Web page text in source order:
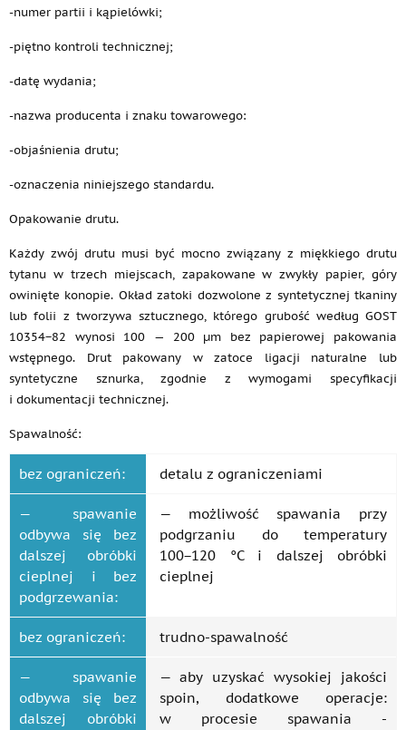
-numer partii i kąpielówki;
-piętno kontroli technicznej;
-datę wydania;
-nazwa producenta i znaku towarowego:
-objaśnienia drutu;
-oznaczenia niniejszego standardu.
Opakowanie drutu.
Każdy zwój drutu musi być mocno związany z miękkiego drutu
tytanu w trzech miejscach, zapakowane w zwykły papier, góry
owinięte konopie. Okład zatoki dozwolone z syntetycznej tkaniny
lub folii z tworzywa sztucznego, którego grubość według GOST
10354−82 wynosi 100 — 200 µm bez papierowej pakowania
wstępnego. Drut pakowany w zatoce ligacji naturalne lub
syntetyczne sznurka, zgodnie z wymogami specyfikacji
i dokumentacji technicznej.
Spawalność:
bez ograniczeń: detalu z ograniczeniami
— spawanie
odbywa się bez
dalszej obróbki
cieplnej i bez
podgrzewania:
— możliwość spawania przy
podgrzaniu do temperatury
100−120 °C i dalszej obróbki
cieplnej
bez ograniczeń: trudno-spawalność
— spawanie
odbywa się bez
dalszej obróbki
— aby uzyskać wysokiej jakości
spoin, dodatkowe operacje:
w procesie spawania -